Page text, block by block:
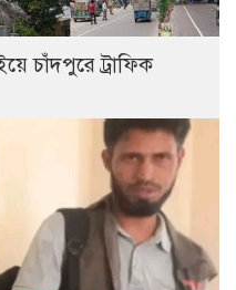
চাঁদপুরে ট্রাফিক